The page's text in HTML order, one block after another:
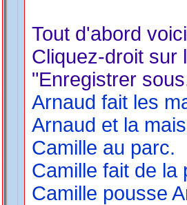
Tout d'abord
Cliquez-droit sur
"Enregistrer
Arnaud fait les
Arnaud et la
Camille au parc.
Camille fait de la
Camille pousse